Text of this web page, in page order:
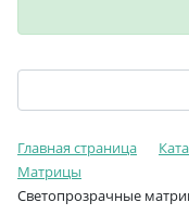
Главная страница
Матрицы
Светопрозрачные